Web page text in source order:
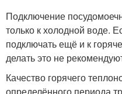
Подключение
только к холодной воде.
подключать ещё и к
делать это не
Качество горячего
определённого периода